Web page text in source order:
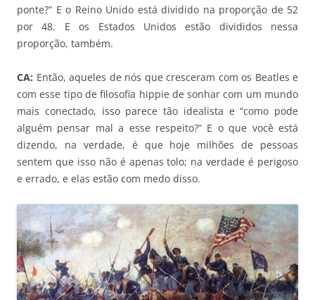
ponte?” E o Reino Unido está dividido na proporção de 52
por 48. E os Estados Unidos estão divididos nessa
proporção, também.
CA: Então, aqueles de nós que cresceram com os Beatles e
com esse tipo de filosofia hippie de sonhar com um mundo
mais conectado, isso parece tão idealista e “como pode
alguém pensar mal a esse respeito?” E o que você está
dizendo, na verdade, é que hoje milhões de pessoas
sentem que isso não é apenas tolo; na verdade é perigoso
e errado, e elas estão com medo disso.